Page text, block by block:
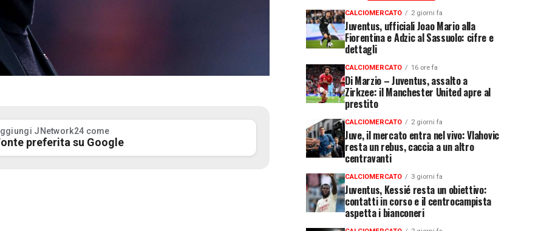
JNetwork24 come
preferita su Google
CALCIOMERCATO 2 giorni fa
Juventus, ufficiali Joao Mario alla
Fiorentina e Adzic al Sassuolo: cifre e
dettagli
CALCIOMERCATO 16 ore fa
Di Marzio – Juventus, assalto a
Zirkzee: il Manchester United apre al
prestito
CALCIOMERCATO 2 giorni fa
Juve, il mercato entra nel vivo: Vlahovic
resta un rebus, caccia a un altro
centravanti
CALCIOMERCATO 3 giorni fa
Juventus, Kessié resta un obiettivo:
contatti in corso e il centrocampista
aspetta i bianconeri